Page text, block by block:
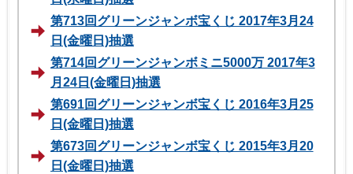
第713回グリーンジャンボ宝くじ 2017年3月24
日(金曜日)抽選
第714回グリーンジャンボミニ5000万 2017年3
月24日(金曜日)抽選
第691回グリーンジャンボ宝くじ 2016年3月25
日(金曜日)抽選
第673回グリーンジャンボ宝くじ 2015年3月20
日(金曜日)抽選